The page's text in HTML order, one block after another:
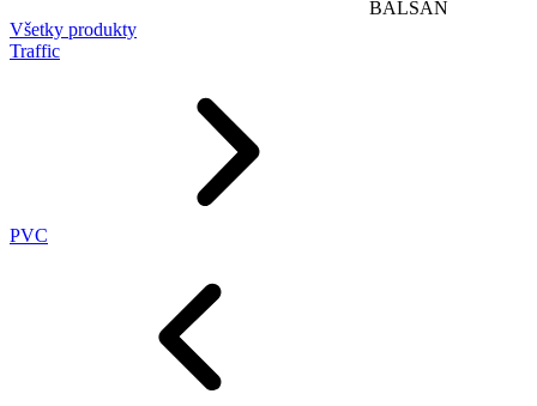
BALSAN
Všetky produkty
Traffic
PVC